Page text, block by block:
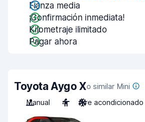
Fianza media
¡Confirmación inmediata!
Kilometraje ilimitado
Pagar ahora
Toyota Aygo Xo similar Mini
Manual
4 Aire acondicionado